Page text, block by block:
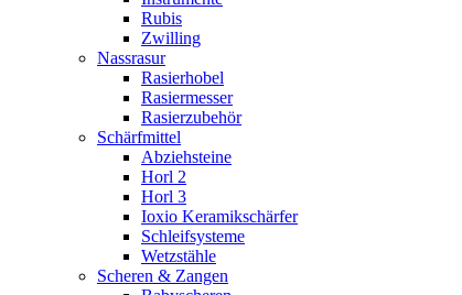
Rubis
Zwilling
Nassrasur
Rasierhobel
Rasiermesser
Rasierzubehör
Schärfmittel
Abziehsteine
Horl 2
Horl 3
Ioxio Keramikschärfer
Schleifsysteme
Wetzstähle
Scheren & Zangen